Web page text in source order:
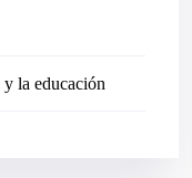
y la educación